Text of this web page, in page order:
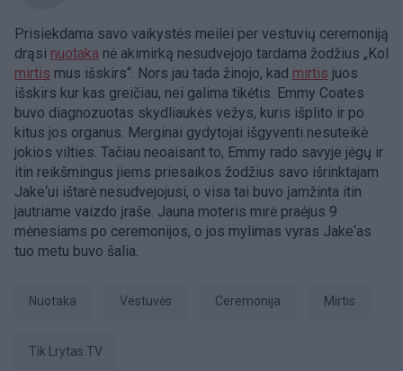
Prisiekdama savo vaikystės meilei per vestuvių ceremoniją
drąsi nuotaka nė akimirką nesudvejojo tardama žodžius „Kol
mirtis mus išskirs“. Nors jau tada žinojo, kad mirtis juos
išskirs kur kas greičiau, nei galima tikėtis. Emmy Coates
buvo diagnozuotas skydliaukės vežys, kuris išplito ir po
kitus jos organus. Merginai gydytojai išgyventi nesuteikė
jokios vilties. Tačiau neoaisant to, Emmy rado savyje jėgų ir
itin reikšmingus jiems priesaikos žodžius savo išrinktajam
Jake‘ui ištarė nesudvejojusi, o visa tai buvo įamžinta itin
jautriame vaizdo įraše. Jauna moteris mirė praėjus 9
mėnesiams po ceremonijos, o jos mylimas vyras Jake‘as
tuo metu buvo šalia.
nuotaka Vestuvės ceremonija Mirtis
tik Lrytas.TV